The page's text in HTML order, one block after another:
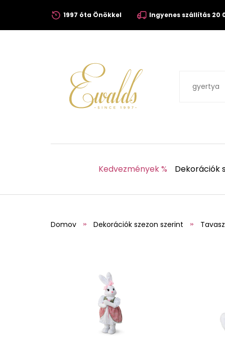
1997 óta Önökkel Ingyenes szállítás 20
Kedvezmények % Dekorációk
Domov Dekorációk szezon szerint